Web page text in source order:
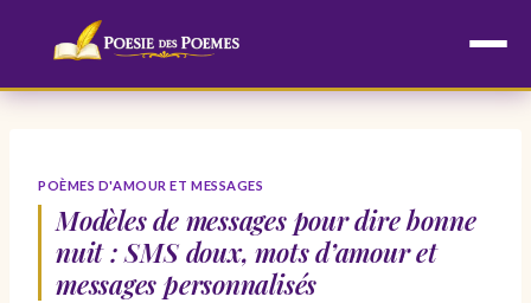
POÈMES D'AMOUR ET MESSAGES
Modèles de messages pour dire bonne
nuit : SMS doux, mots d’amour et
messages personnalisés